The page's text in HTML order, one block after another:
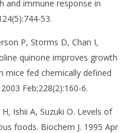
and immune response in
53.
P, Storms D, Chan I,
quinone improves growth
mice fed chemically defined
Feb;228(2):160-6.
Ishii A, Suzuki O. Levels of
foods. Biochem J. 1995 Apr